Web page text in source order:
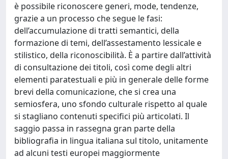
è possibile riconoscere generi, mode, tendenze,
grazie a un processo che segue le fasi:
dell’accumulazione di tratti semantici, della
formazione di temi, dell’assestamento lessicale e
stilistico, della riconoscibilità. È a partire dall’attività
di consultazione dei titoli, così come degli altri
elementi paratestuali e più in generale delle forme
brevi della comunicazione, che si crea una
semiosfera, uno sfondo culturale rispetto al quale
si stagliano contenuti specifici più articolati. Il
saggio passa in rassegna gran parte della
bibliografia in lingua italiana sul titolo, unitamente
ad alcuni testi europei maggiormente